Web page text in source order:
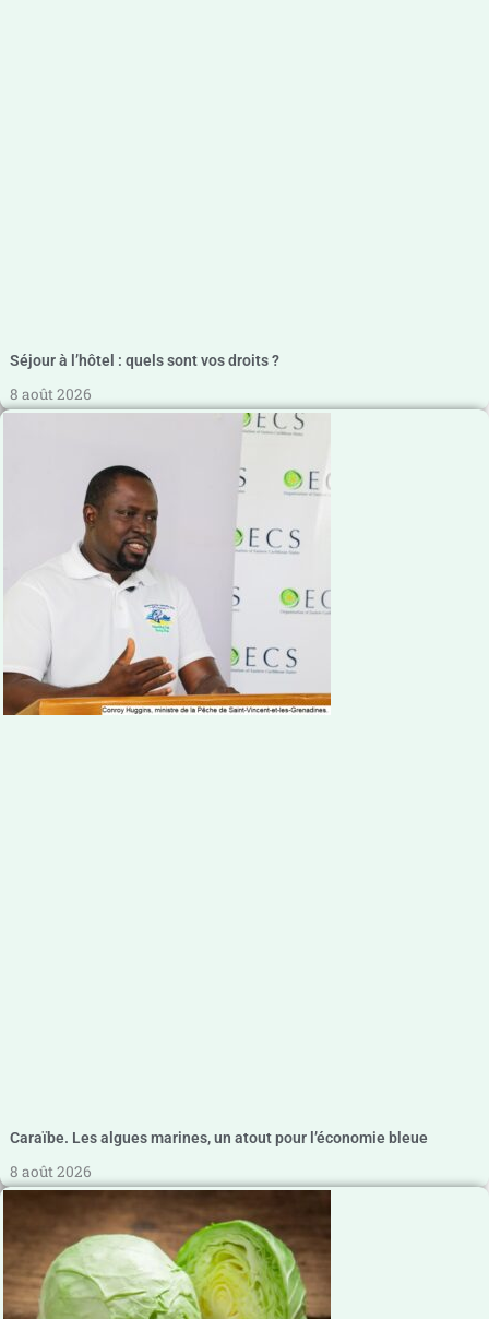
Séjour à l’hôtel : quels sont vos droits ?
8 août 2026
Caraïbe. Les algues marines, un atout pour l’économie bleue
8 août 2026